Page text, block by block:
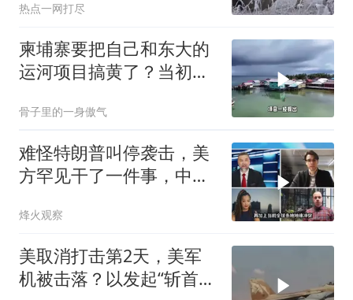
热点一网打尽
柬埔寨要把自己和东大的
运河项目搞黄了？当初可
骨子里的一身傲气
难怪特朗普叫停袭击，美
方罕见干了一件事，中方
烽火观察
美取消打击第2天，美军
机被击落？以发起“斩首行